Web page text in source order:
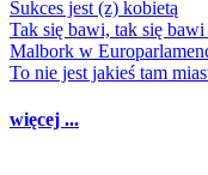
Sukces jest (z) kobietą
Tak się bawi, tak się
Malbork w
To nie jest jakieś tam
więcej ...